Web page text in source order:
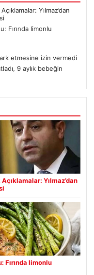
Yılmaz’dan
Fırında limonlu
etmesine izin vermedi
9 aylık bebeğin
Yılmaz’dan
Fırında limonlu